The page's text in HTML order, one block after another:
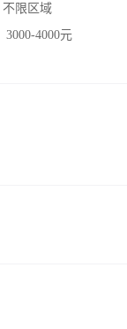
不限区域
3000-4000元